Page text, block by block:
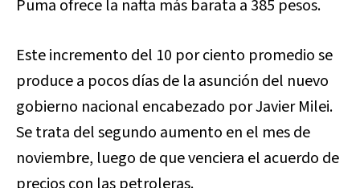
Puma ofrece la nafta más barata a 385 pesos.
Este incremento del 10 por ciento promedio se
produce a pocos días de la asunción del nuevo
gobierno nacional encabezado por Javier Milei.
Se trata del segundo aumento en el mes de
noviembre, luego de que venciera el acuerdo de